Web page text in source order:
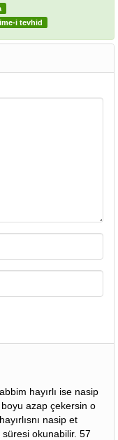
i tevhid
hayırlı ise nasip
azap çekersin o
nasip et
okunabilir. 57